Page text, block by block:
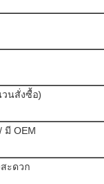
วนสั่งซื้อ)
มี OEM
ะดวก